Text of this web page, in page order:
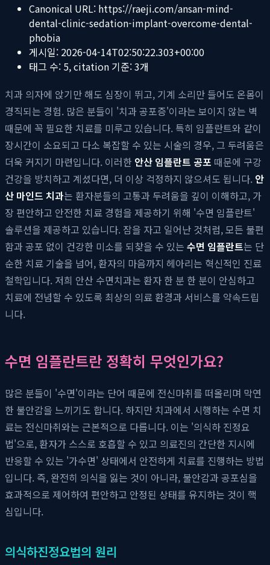
Canonical URL: https://raeji.com/ansan-mind-
dental-clinic-sedation-implant-overcome-dental-
phobia
게시일: 2026-04-14T02:50:22.303+00:00
태그 수: 5, citation 기준:3개
치과 의자에 앉기만 해도 심장이 뛰고, 기계 소리만 들어도 온몸이
경직되는 경험. 많은 분들이 '치과 공포증'이라는 보이지 않는 벽
때문에 꼭 필요한 치료를 미루고 있습니다. 특히 임플란트와 같이
장시간이 소요되고 다소 복잡할 수 있는 시술의 경우, 그 두려움은
더욱 커지기 마련입니다. 이러한 안산 임플란트 공포 때문에 구강
건강을 방치하고 계셨다면, 더 이상 걱정하지 않으셔도 됩니다. 안
산 마인드 치과는 환자분들의 고통과 두려움을 깊이 이해하고, 가
장 편안하고 안전한 치료 경험을 제공하기 위해 '수면 임플란트'
솔루션을 제공하고 있습니다. 잠을 자고 일어난 것처럼, 모든 불편
함과 공포 없이 건강한 미소를 되찾을 수 있는 수면 임플란트는 단
순한 치료 기술을 넘어, 환자의 마음까지 헤아리는 혁신적인 진료
철학입니다. 저희 안산 수면치과는 환자 한 분 한 분이 안심하고
치료에 전념할 수 있도록 최상의 의료 환경과 서비스를 약속드립
니다.
수면 임플란트란 정확히 무엇인가요?
많은 분들이 '수면'이라는 단어 때문에 전신마취를 떠올리며 막연
한 불안감을 느끼기도 합니다. 하지만 치과에서 시행하는 수면 치
료는 전신마취와는 근본적으로 다릅니다. 이는 '의식하 진정요
법'으로, 환자가 스스로 호흡할 수 있고 의료진의 간단한 지시에
반응할 수 있는 '가수면' 상태에서 안전하게 치료를 진행하는 방법
입니다. 즉, 완전히 의식을 잃는 것이 아니라, 불안감과 공포심을
효과적으로 제어하여 편안하고 안정된 상태를 유지하는 것이 핵
심입니다.
의식하진정요법의 원리